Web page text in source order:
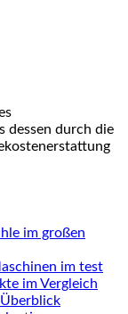
dessen durch die
im großen
im test
im Vergleich